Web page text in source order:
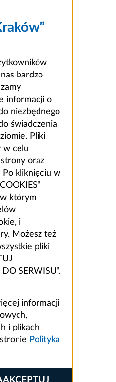
bardzo
informacji o
niezbędnego
świadczenia
Pliki
w celu
strony oraz
Po kliknięciu w
którym
i
Możesz też
pliki
SERWISU”.
informacji
i plikach
Polityka